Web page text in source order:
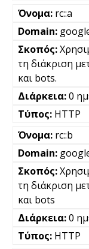
rc::a
τη διάκριση
και bots.
0
HTTP
rc::b
τη διάκριση
και bots
0
HTTP